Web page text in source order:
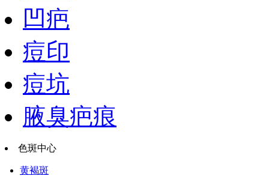
凹疤
痘印
痘坑
腋臭疤痕
色斑中心
黄褐斑